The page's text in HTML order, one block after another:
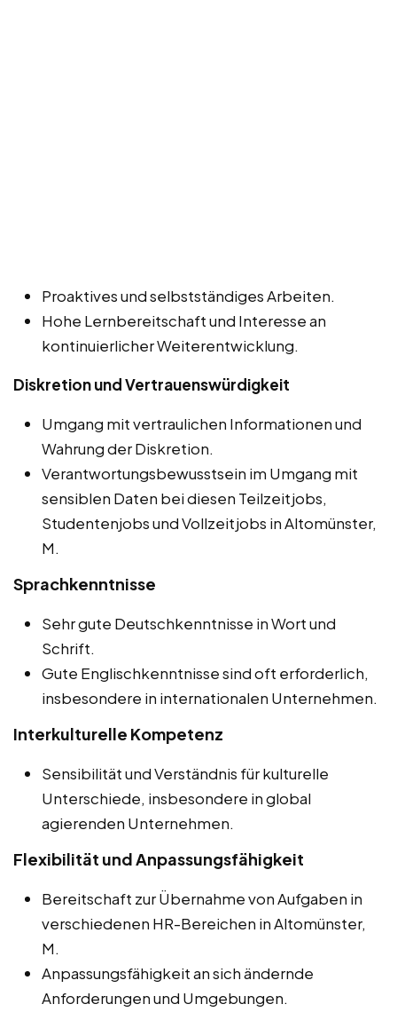
Proaktives und selbstständiges Arbeiten.
Hohe Lernbereitschaft und Interesse an
kontinuierlicher Weiterentwicklung.
Diskretion und Vertrauenswürdigkeit
Umgang mit vertraulichen Informationen und
Wahrung der Diskretion.
Verantwortungsbewusstsein im Umgang mit
sensiblen Daten bei diesen Teilzeitjobs,
Studentenjobs und Vollzeitjobs in Altomünster,
M.
Sprachkenntnisse
Sehr gute Deutschkenntnisse in Wort und
Schrift.
Gute Englischkenntnisse sind oft erforderlich,
insbesondere in internationalen Unternehmen.
Interkulturelle Kompetenz
Sensibilität und Verständnis für kulturelle
Unterschiede, insbesondere in global
agierenden Unternehmen.
Flexibilität und Anpassungsfähigkeit
Bereitschaft zur Übernahme von Aufgaben in
verschiedenen HR-Bereichen in Altomünster,
M.
Anpassungsfähigkeit an sich ändernde
Anforderungen und Umgebungen.